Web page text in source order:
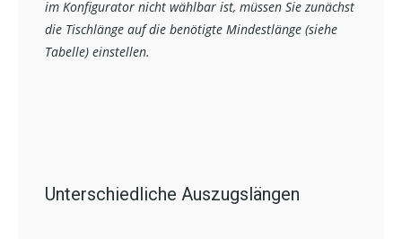
im Konfigurator nicht wählbar ist, müssen Sie zunächst
die Tischlänge auf die benötigte Mindestlänge (siehe
Tabelle) einstellen.
Unterschiedliche Auszugslängen